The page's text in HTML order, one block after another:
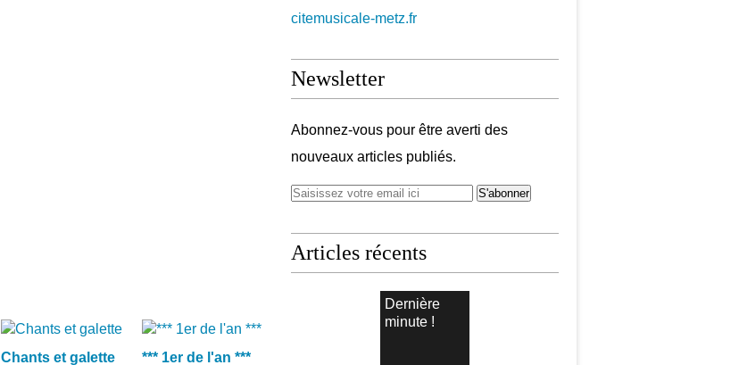
Chants et galette *** 1er de l'an ***
citemusicale-metz.fr
Newsletter
Abonnez-vous pour être averti des
nouveaux articles publiés.
Articles récents
Dernière
minute !